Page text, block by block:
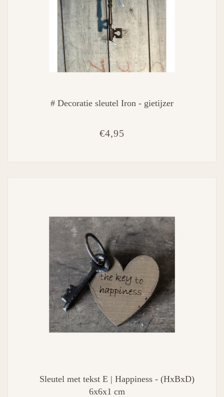
# Decoratie sleutel Iron - gietijzer
€4,95
Sleutel met tekst E | Happiness - (HxBxD)
6x6x1 cm